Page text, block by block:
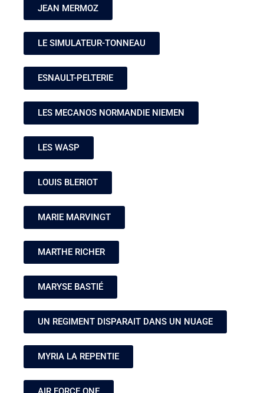
JEAN MERMOZ
LE SIMULATEUR-TONNEAU
ESNAULT-PELTERIE
LES MECANOS NORMANDIE NIEMEN
LES WASP
LOUIS BLERIOT
MARIE MARVINGT
MARTHE RICHER
MARYSE BASTIÉ
UN REGIMENT DISPARAIT DANS UN NUAGE
MYRIA LA REPENTIE